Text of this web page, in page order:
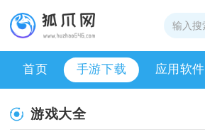
首页 手游下载 应用软件
游戏大全